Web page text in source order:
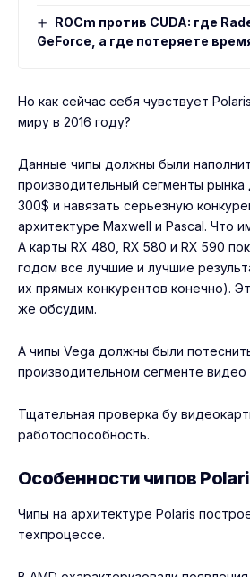
ROCm против CUDA: где
GeForce, а где потеряете
Но как сейчас себя чувствует
миру в 2016 году?
Данные чипы должны были
производительный сегменты рынка
300$ и навязать серьезную
архитектуре Maxwell и Pascal. Что
А карты RX 480, RX 580 и RX 590
годом все лучшие и лучшие
их прямых конкурентов конечно).
же обсудим.
А чипы Vega должны были
производительном сегменте видео
Тщательная проверка бу
работоспособность.
Особенности чипов
Чипы на архитектуре Polaris
техпроцессе.